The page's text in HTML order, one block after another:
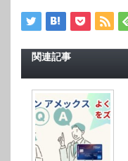
関連記事